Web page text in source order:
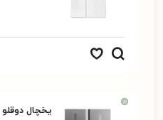
یخچال دوقلو 40 فوت دوو مدل Si-20S